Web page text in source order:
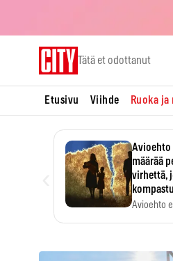
Tätä et odottanut
Etusivu Viihde Ruoka
Avioehto
määrää
virhettä,
Avioehto